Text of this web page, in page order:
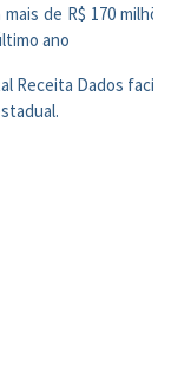
de R$ 170
ano
Receita Dados